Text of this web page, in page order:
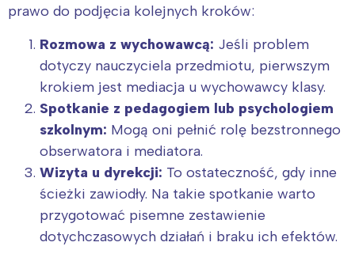
prawo do podjęcia kolejnych kroków:
Rozmowa z wychowawcą: Jeśli problem
dotyczy nauczyciela przedmiotu, pierwszym
krokiem jest mediacja u wychowawcy klasy.
Spotkanie z pedagogiem lub psychologiem
szkolnym: Mogą oni pełnić rolę bezstronnego
obserwatora i mediatora.
Wizyta u dyrekcji: To ostateczność, gdy inne
ścieżki zawiodły. Na takie spotkanie warto
przygotować pisemne zestawienie
dotychczasowych działań i braku ich efektów.